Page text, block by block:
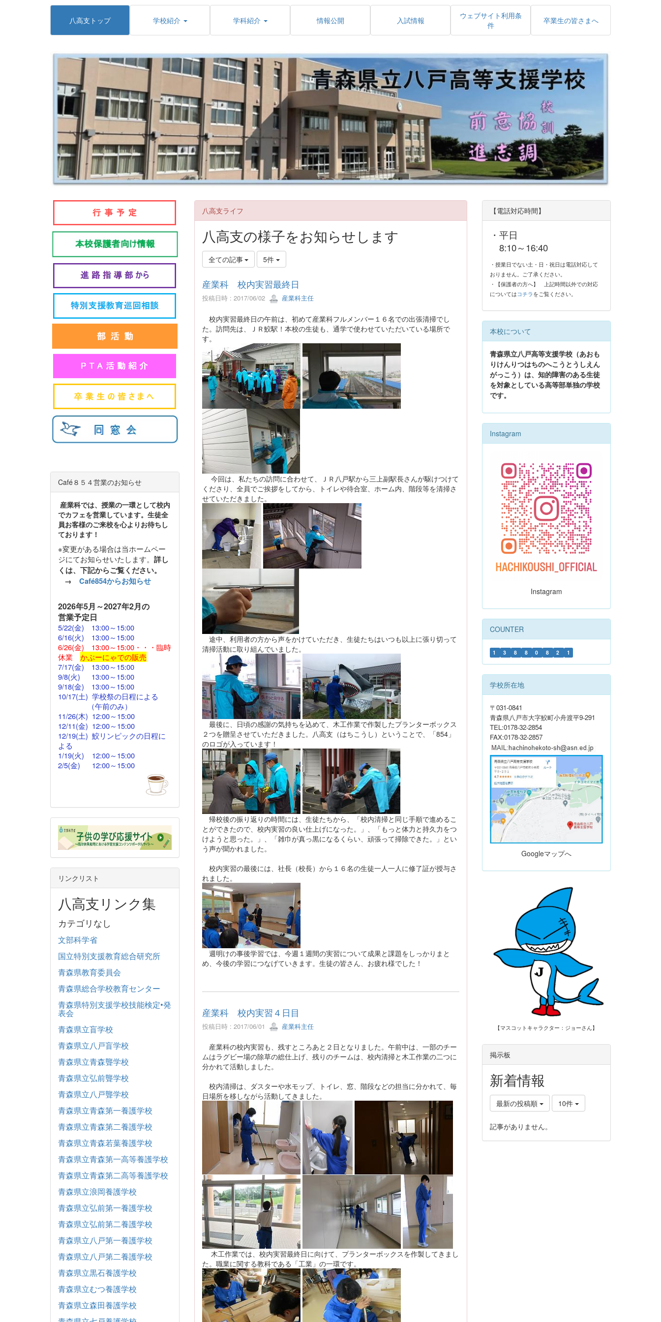
八高支トップ 学校紹介 学科紹介 情報公開 入試情報
ウェブサイト利用条
件
卒業生の皆さまへ
八高支ライフ
八高支の様子をお知らせします
全ての記事 5件
産業科 校内実習最終日
投稿日時 : 2017/06/02 産業科主任
校内実習最終日の午前は、初めて産業科フルメンバー１６名での出張清掃でし
た。訪問先は、ＪＲ鮫駅！本校の生徒も、通学で使わせていただいている場所で
す。
今回は、私たちの訪問に合わせて、ＪＲ八戸駅から三上副駅長さんが駆けつけて
くださり、全員でご挨拶をしてから、トイレや待合室、ホーム内、階段等を清掃さ
せていただきました。
途中、利用者の方から声をかけていただき、生徒たちはいつも以上に張り切って
清掃活動に取り組んでいました。
最後に、日頃の感謝の気持ちを込めて、木工作業で作製したプランターボックス
２つを贈呈させていただきました。八高支（はちこうし）ということで、「854」
のロゴが入っています！
帰校後の振り返りの時間には、生徒たちから、「校内清掃と同じ手順で進めるこ
とができたので、校内実習の良い仕上げになった。」、「もっと体力と持久力をつ
けようと思った。」、「雑巾が真っ黒になるくらい、頑張って掃除できた。」とい
う声が聞かれました。
校内実習の最後には、社長（校長）から１６名の生徒一人一人に修了証が授与さ
れました。
週明けの事後学習では、今週１週間の実習について成果と課題をしっかりまと
め、今後の学習につなげていきます。生徒の皆さん、お疲れ様でした！
産業科 校内実習４日目
投稿日時 : 2017/06/01 産業科主任
産業科の校内実習も、残すところあと２日となりました。午前中は、一部のチー
ムはラグビー場の除草の総仕上げ、残りのチームは、校内清掃と木工作業の二つに
分かれて活動しました。
校内清掃は、ダスターや水モップ、トイレ、窓、階段などの担当に分かれて、毎
日場所を移しながら活動してきました。
木工作業では、校内実習最終日に向けて、プランターボックスを作製してきまし
た。職業に関する教科である「工業」の一環です。
Café８５４営業のお知らせ
産業科では、授業の一環として校内
でカフェを営業しています。生徒全
員お客様のご来校を心よりお待ちし
ております！
※変更がある場合は当ホームペー
ジにてお知らせいたします。 詳し
くは、下記からご覧ください。
→ Café854からお知らせ
2026年5月～2027年2月の
営業予定日
5/22(金) 13:00～15:00
6/16(火) 13:00～15:00
6/26(金) 13:00～15:00・・・臨時
休業 かぶーにゃでの販売
7/17(金) 13:00～15:00
9/8(火) 13:00～15:00
9/18(金) 13:00～15:00
10/17(土) 学校祭の日程による
（午前のみ）
11/26(木) 12:00～15:00
12/11(金) 12:00～15:00
12/19(土) 鮫リンピックの日程に
よる
1/19(火) 12:00～15:00
2/5(金) 12:00～15:00
リンクリスト
八高支リンク集
カテゴリなし
文部科学省
国立特別支援教育総合研究所
青森県教育委員会
青森県総合学校教育センター
青森県特別支援学校技能検定•発
表会
青森県立盲学校
青森県立八戸盲学校
青森県立青森聾学校
青森県立弘前聾学校
青森県立八戸聾学校
青森県立青森第一養護学校
青森県立青森第二養護学校
青森県立青森若葉養護学校
青森県立青森第一高等養護学校
青森県立青森第二高等養護学校
青森県立浪岡養護学校
青森県立弘前第一養護学校
青森県立弘前第二養護学校
青森県立八戸第一養護学校
青森県立八戸第二養護学校
青森県立黒石養護学校
青森県立むつ養護学校
青森県立森田養護学校
【電話対応時間】
・平日
8:10～16:40
・授業日でない土・日・祝日は電話対応して
おりません。ご了承ください。
・【保護者の方へ】
上記時間以外での対応
についてはコチラ をご覧ください。
本校について
青森県立八戸高等支援学校（あおも
りけんりつはちのへこうとうしえん
がっこう）は、知的障害のある生徒
を対象としている高等部単独の学校
です。
Instagram
Instagram
COUNTER
1 3 8 8 0 8 2 1
学校所在地
〒031-0841
青森県八戸市大字鮫町小舟渡平9-291
TEL:0178-32-2854
FAX:0178-32-2857
Googleマップへ
【マスコットキャラクター：ジョーさん】
掲示板
新着情報
最新の投稿順 10件
記事がありません。